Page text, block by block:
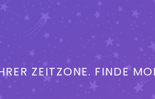
ZEITZONE. FINDE